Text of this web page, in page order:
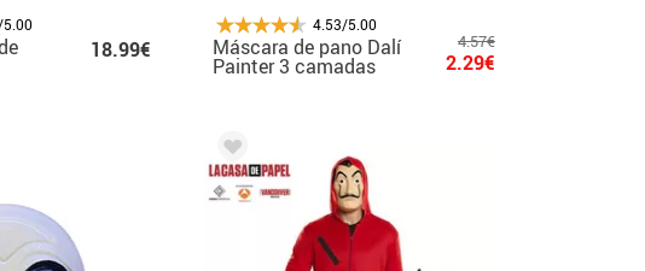
18.99€
4.53/5.00
Máscara de pano Dalí
Painter 3 camadas
4.57€
2.29€